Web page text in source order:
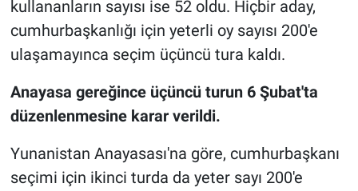
kullananların sayısı ise 52 oldu. Hiçbir aday,
cumhurbaşkanlığı için yeterli oy sayısı 200'e
ulaşamayınca seçim üçüncü tura kaldı.
Anayasa gereğince üçüncü turun 6 Şubat'ta
düzenlenmesine karar verildi.
Yunanistan Anayasası'na göre, cumhurbaşkanı
seçimi için ikinci turda da yeter sayı 200'e